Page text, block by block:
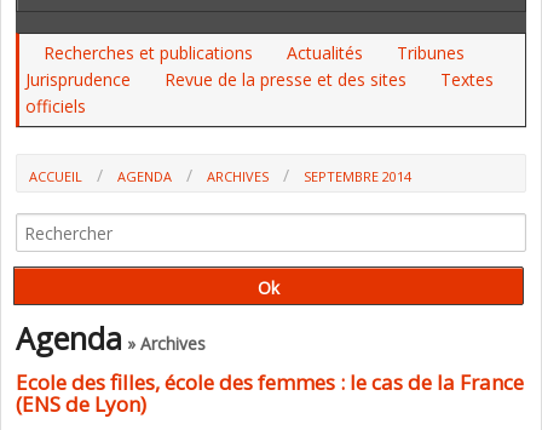
Recherches et publications Actualités
Tribunes
Jurisprudence
Revue de la presse et des sites
Textes
officiels
ACCUEIL AGENDA ARCHIVES SEPTEMBRE 2014
Agenda » Archives
Ecole des filles, école des femmes : le cas de la France
(ENS de Lyon)